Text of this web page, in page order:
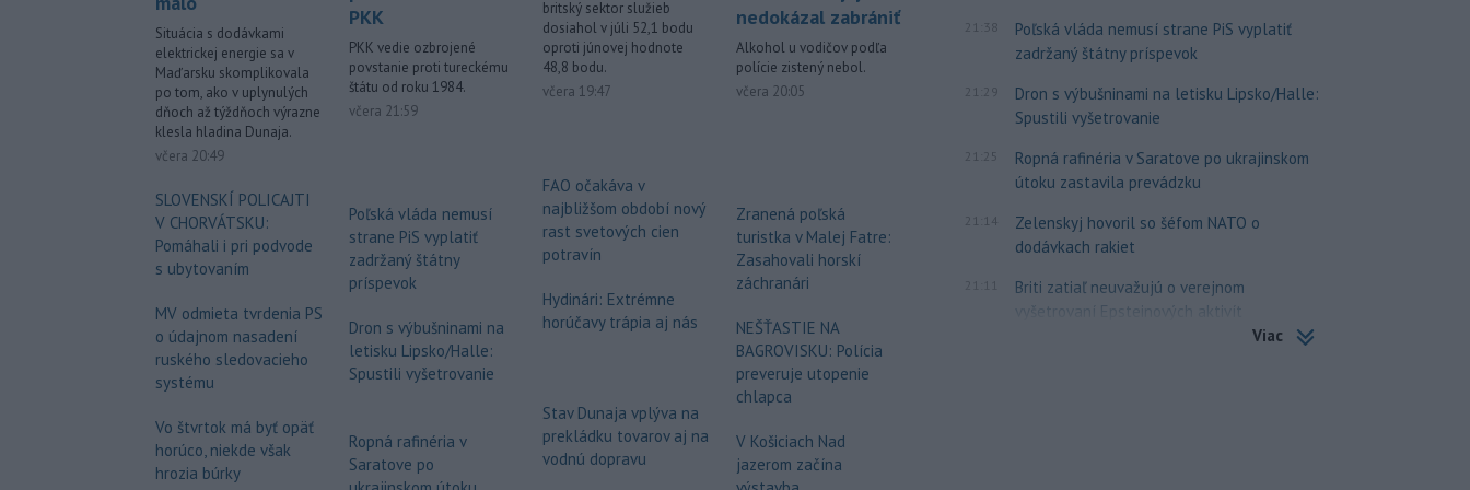
- Starosta španielskeho
mesta Ceuta Juan Jesús Vivas v
stredupožiadal vládu v Madride o
15:24
prekročili 40 stupňov Celzia na
viacerýchmiestach Slovenska.
Situácia s dodávkami
elektrickej energie sa v
Maďarsku skomplikovala
po tom, ako v uplynulých
dňoch až týždňoch výrazne
klesla hladina Dunaja.
včera 20:49
SLOVENSKÍ POLICAJTI
V CHORVÁTSKU:
Pomáhali i pri podvode
s ubytovaním
MV odmieta tvrdenia PS
o údajnom nasadení
ruského sledovacieho
systému
Vo štvrtok má byť opäť
horúco, niekde však
hrozia búrky
PKK
PKK vedie ozbrojené
povstanie proti tureckému
štátu od roku 1984.
včera 21:59
Poľská vláda nemusí
strane PiS vyplatiť
zadržaný štátny
príspevok
Dron s výbušninami na
letisku Lipsko/Halle:
Spustili vyšetrovanie
Ropná rafinéria v
Saratove po
britský sektor služieb
dosiahol v júli 52,1 bodu
oproti júnovej hodnote
48,8 bodu.
včera 19:47
FAO očakáva v
najbližšom období nový
rast svetových cien
potravín
Hydinári: Extrémne
horúčavy trápia aj nás
Stav Dunaja vplýva na
prekládku tovarov aj na
vodnú dopravu
nedokázal zabrániť
Alkohol u vodičov podľa
polície zistený nebol.
včera 20:05
Zranená poľská
turistka v Malej Fatre:
Zasahovali horskí
záchranári
NEŠŤASTIE NA
BAGROVISKU: Polícia
preveruje utopenie
chlapca
V Košiciach Nad
jazerom začína
21:38
Poľská vláda nemusí strane PiS vyplatiť
zadržaný štátny príspevok
21:29
Dron s výbušninami na letisku Lipsko/Halle:
Spustili vyšetrovanie
21:25
Ropná rafinéria v Saratove po ukrajinskom
útoku zastavila prevádzku
21:14
Zelenskyj hovoril so šéfom NATO o
dodávkach rakiet
Briti zatiaľ neuvažujú o verejnom
vyšetrovaní Epsteinových aktivít
Viac